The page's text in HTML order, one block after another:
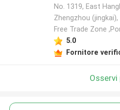
Lasciate un
Ti
No. 1319, East
Zhengzhou
Free Trade Zone
5.0
Fornitore
Osservi